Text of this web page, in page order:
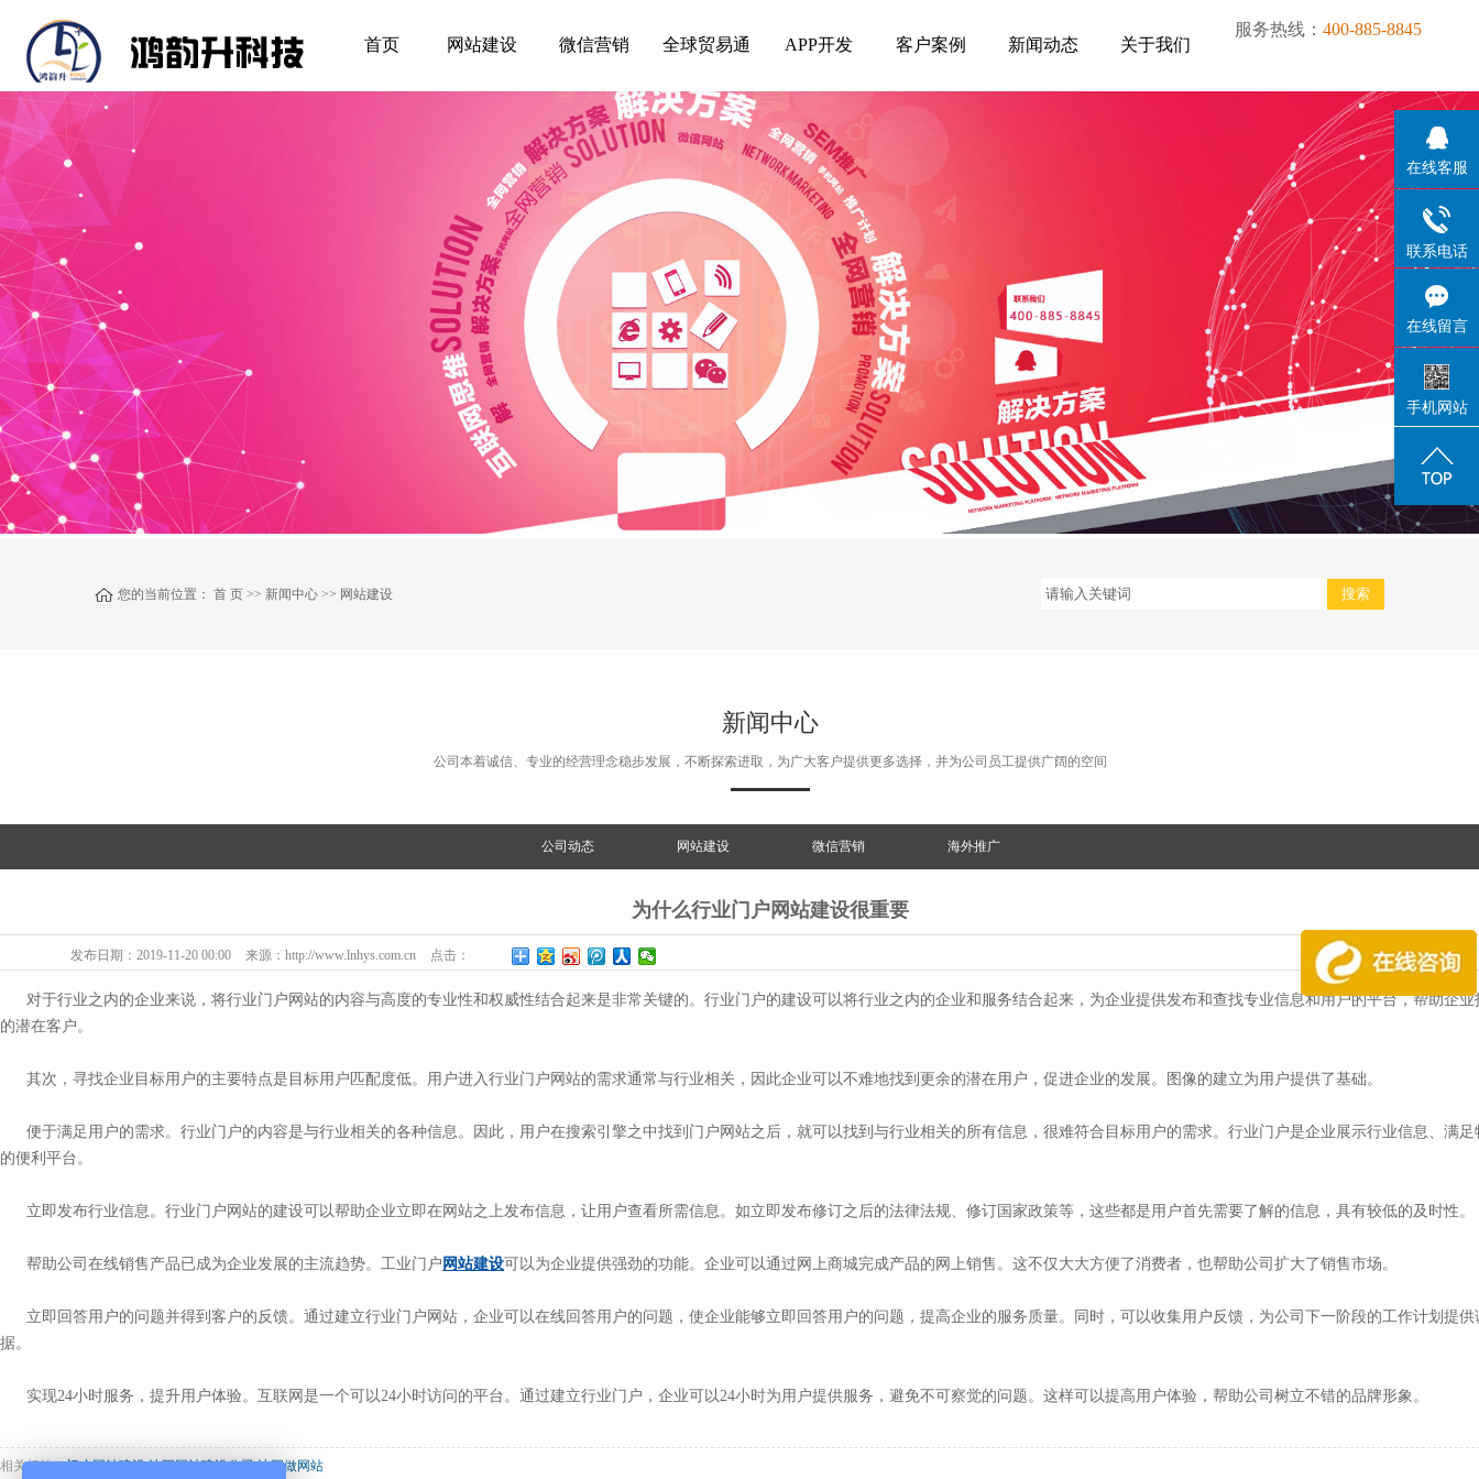
首页 网站建设 微信营销 全球贸易通 APP开发 客户案例 新闻动态 关于我们
服务热线： 400-885-8845
您的当前位置： 首 页 >> 新闻中心 >> 网站建设
新闻中心
公司本着诚信、专业的经营理念稳步发展，不断探索进取，为广大客户提供更多选择，并为公司员工提供广阔的空间
公司动态 网站建设 微信营销 海外推广
为什么行业门户网站建设很重要
发布日期： 2019-11-20 00:00 来源： http://www.lnhys.com.cn 点击：
对于行业之内的企业来说，将行业门户网站的内容与高度的专业性和权威性结合起来是非常关键的。行业门户的建设可以将行业之内的企业和服务结合起来，为企业提供发布和查找专业信息和用户的平台，帮助企业
的潜在客户。
其次，寻找企业目标用户的主要特点是目标用户匹配度低。用户进入行业门户网站的需求通常与行业相关，因此企业可以不难地找到更余的潜在用户，促进企业的发展。图像的建立为用户提供了基础。
便于满足用户的需求。行业门户的内容是与行业相关的各种信息。因此，用户在搜索引擎之中找到门户网站之后，就可以找到与行业相关的所有信息，很难符合目标用户的需求。行业门户是企业展示行业信息、满足
的便利平台。
立即发布行业信息。行业门户网站的建设可以帮助企业立即在网站之上发布信息，让用户查看所需信息。如立即发布修订之后的法律法规、修订国家政策等，这些都是用户首先需要了解的信息，具有较低的及时性。
帮助公司在线销售产品已成为企业发展的主流趋势。工业门户 网站建设可以为企业提供强劲的功能。企业可以通过网上商城完成产品的网上销售。这不仅大大方便了消费者，也帮助公司扩大了销售市场。
立即回答用户的问题并得到客户的反馈。通过建立行业门户网站，企业可以在线回答用户的问题，使企业能够立即回答用户的问题，提高企业的服务质量。同时，可以收集用户反馈，为公司下一阶段的工作计划提供
据。
实现24小时服务，提升用户体验。互联网是一个可以24小时访问的平台。通过建立行业门户，企业可以24小时为用户提供服务，避免不可察觉的问题。这样可以提高用户体验，帮助公司树立不错的品牌形象。
相关标签：门户网站建设,沈阳网站建设公司,沈阳做网站
在线客服
联系电话
在线留言
手机网站